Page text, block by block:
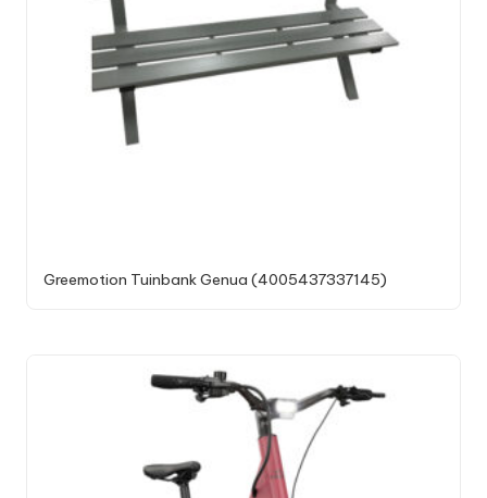
Greemotion Tuinbank Genua (4005437337145)